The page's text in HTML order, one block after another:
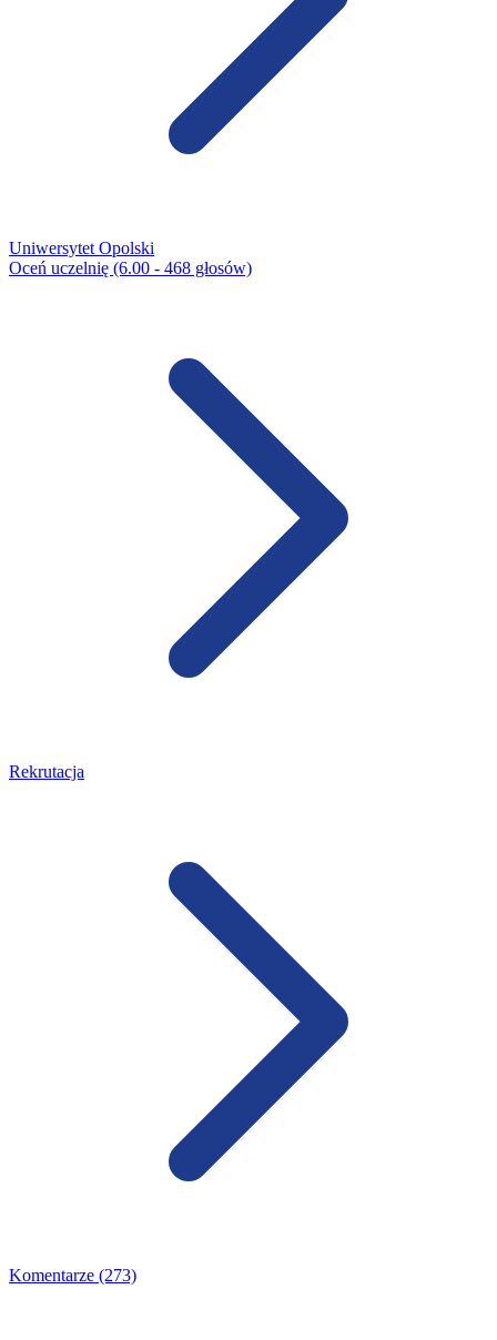
Uniwersytet Opolski
Oceń uczelnię (6.00 - 468 głosów)
Rekrutacja
Komentarze (273)